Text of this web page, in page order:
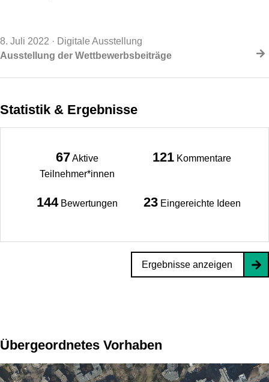
8. Juli 2022 · Digitale Ausstellung
Ausstellung der Wettbewerbsbeiträge
Statistik & Ergebnisse
67Aktive
Teilnehmer*innen
121 Kommentare
144 Bewertungen 23 Eingereichte Ideen
Ergebnisse anzeigen
Übergeordnetes Vorhaben